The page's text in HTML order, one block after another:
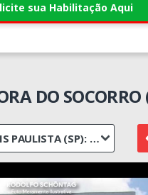
sua Habilitação Aqui
DO SOCORRO